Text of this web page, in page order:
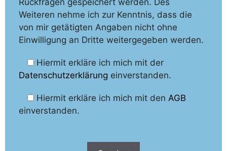
Weiteren nehme ich zur Kenntnis, dass die
von mir getätigten Angaben nicht ohne
Einwilligung an Dritte weitergegeben werden.
Hiermit erkläre ich mich mit der
Datenschutzerklärung einverstanden.
Hiermit erkläre ich mich mit den AGB
einverstanden.